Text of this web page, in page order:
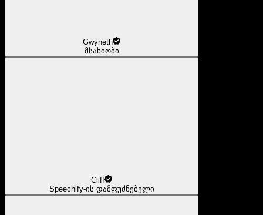
Gwyneth
მსახიობი
Cliff
Speechify-ის დამფუძნებელი